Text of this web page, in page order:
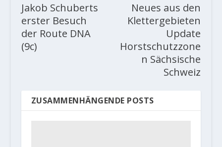
Jakob Schuberts
erster Besuch
der Route DNA
(9c)
Neues aus den
Klettergebieten
Update
Horstschutzzone
n Sächsische
Schweiz
ZUSAMMENHÄNGENDE POSTS